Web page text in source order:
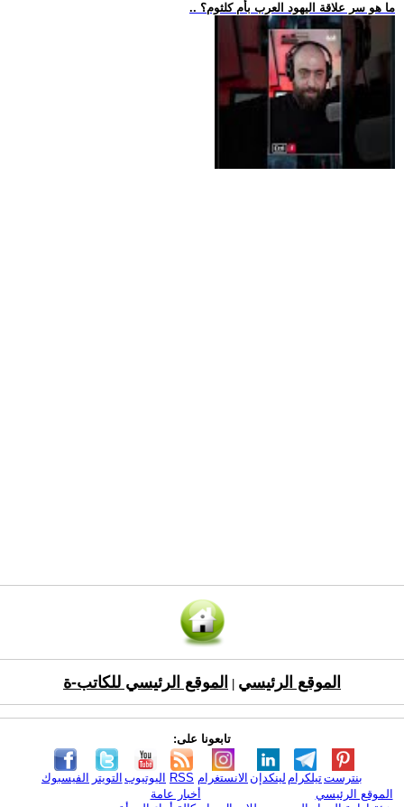
.. ما هو سر علاقة اليهود العرب بأم كلثوم؟
الموقع الرئيسي الموقع الرئيسي للكاتب-ة
تابعونا على:
الفيسبوك التويتر اليوتيوب RSS الانستغرام لينكدإن تيلكرامبنترست
الموقع الرئيسي
أخبار عامة